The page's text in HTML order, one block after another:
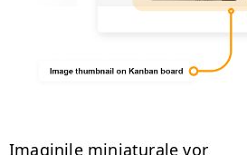
Imag­inile miniat­u­rale vor